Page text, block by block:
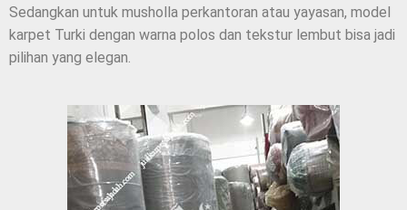
Sedangkan untuk musholla perkantoran atau yayasan, model
karpet Turki dengan warna polos dan tekstur lembut bisa jadi
pilihan yang elegan.